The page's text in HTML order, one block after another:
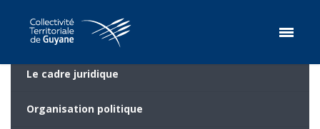
Le cadre juridique
Organisation politique